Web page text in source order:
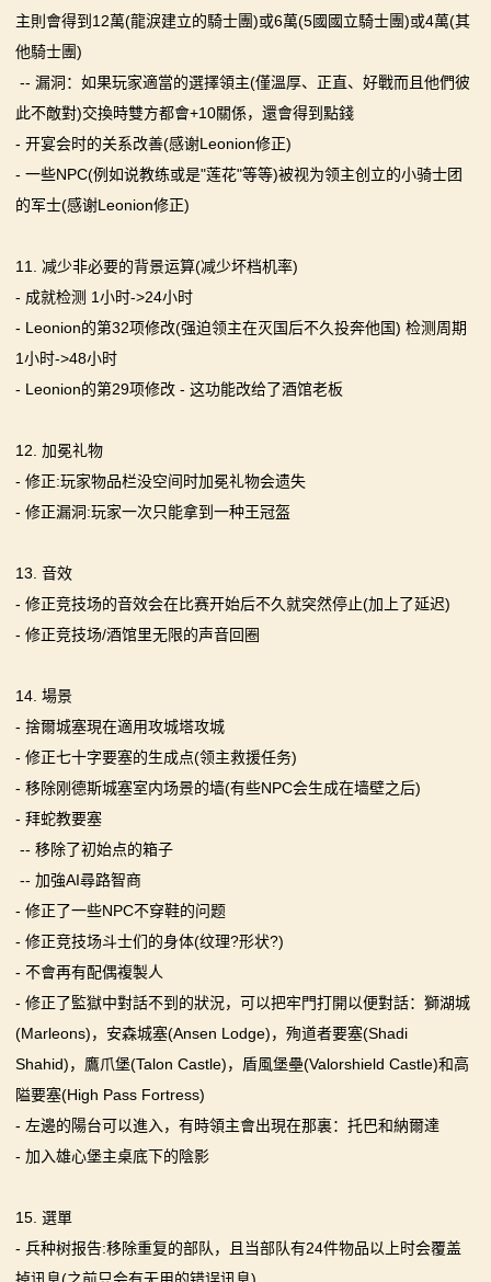
主則會得到12萬(龍淚建立的騎士團)或6萬(5國國立騎士團)或4萬(其
他騎士團)
-- 漏洞：如果玩家適當的選擇領主(僅溫厚、正直、好戰而且他們彼
此不敵對)交換時雙方都會+10關係，還會得到點錢
- 开宴会时的关系改善(感谢Leonion修正)
- 一些NPC(例如说教练或是"莲花"等等)被视为领主创立的小骑士团
的军士(感谢Leonion修正)
11. 减少非必要的背景运算(减少坏档机率)
- 成就检测 1小时->24小时
- Leonion的第32项修改(强迫领主在灭国后不久投奔他国) 检测周期
1小时->48小时
- Leonion的第29项修改 - 这功能改给了酒馆老板
12. 加冕礼物
- 修正:玩家物品栏没空间时加冕礼物会遗失
- 修正漏洞:玩家一次只能拿到一种王冠盔
13. 音效
- 修正竞技场的音效会在比赛开始后不久就突然停止(加上了延迟)
- 修正竞技场/酒馆里无限的声音回圈
14. 場景
- 捨爾城塞現在適用攻城塔攻城
- 修正七十字要塞的生成点(领主救援任务)
- 移除刚德斯城塞室内场景的墙(有些NPC会生成在墙壁之后)
- 拜蛇教要塞
-- 移除了初始点的箱子
-- 加強AI尋路智商
- 修正了一些NPC不穿鞋的问题
- 修正竞技场斗士们的身体(纹理?形状?)
- 不會再有配偶複製人
- 修正了監獄中對話不到的狀況，可以把牢門打開以便對話：獅湖城
(Marleons)，安森城塞(Ansen Lodge)，殉道者要塞(Shadi
Shahid)，鷹爪堡(Talon Castle)，盾風堡壘(Valorshield Castle)和高
隘要塞(High Pass Fortress)
- 左邊的陽台可以進入，有時領主會出現在那裏：托巴和納爾達
- 加入雄心堡主桌底下的陰影
15. 選單
- 兵种树报告:移除重复的部队，且当部队有24件物品以上时会覆盖
掉讯息(之前只会有无用的错误讯息)